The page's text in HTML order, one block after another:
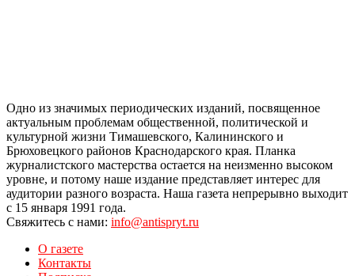
Одно из значимых периодических изданий, посвященное
актуальным проблемам общественной, политической и
культурной жизни Тимашевского, Калининского и
Брюховецкого районов Краснодарского края. Планка
журналистского мастерства остается на неизменно высоком
уровне, и потому наше издание представляет интерес для
аудитории разного возраста. Наша газета непрерывно выходит
с 15 января 1991 года.
Свяжитесь с нами: info@antispryt.ru
О газете
Контакты